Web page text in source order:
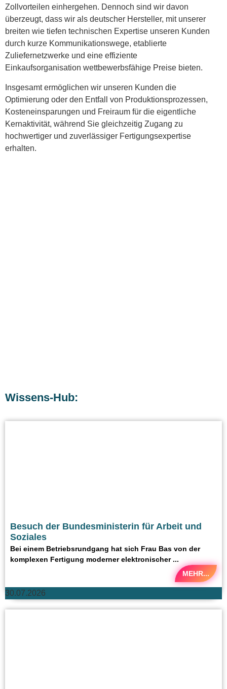
Zollvorteilen einhergehen. Dennoch sind wir davon
überzeugt, dass wir als deutscher Hersteller, mit unserer
breiten wie tiefen technischen Expertise unseren Kunden
durch kurze Kommunikationswege, etablierte
Zuliefernetzwerke und eine effiziente
Einkaufsorganisation wettbewerbsfähige Preise bieten.
Insgesamt ermöglichen wir unseren Kunden die
Optimierung oder den Entfall von Produktionsprozessen,
Kosteneinsparungen und Freiraum für die eigentliche
Kernaktivität, während Sie gleichzeitig Zugang zu
hochwertiger und zuverlässiger Fertigungsexpertise
erhalten.
Wissens-Hub:
Besuch der Bundesministerin für Arbeit und
Soziales
Bei einem Betriebsrundgang hat sich Frau Bas von der
komplexen Fertigung moderner elektronischer ...
MEHR...
30.07.2026